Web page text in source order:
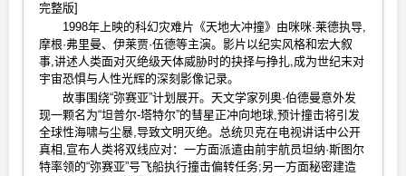
完整版]
1998年上映的科幻灾难片《天地大冲撞》由咪咪·莱德执导,
摩根·弗里曼、伊莱贾·伍德等主演。影片以纪实风格和宏大叙
事,讲述人类面对灭绝级天体威胁时的抉择与挣扎,成为世纪末对
宇宙恐惧与人性光辉的深刻影像记录。
故事围绕“弥赛亚”计划展开。天文学家列奥·伯德曼意外发
现一颗名为“坦普尔-塔特尔”的彗星正冲向地球,预计撞击将引发
全球性海啸与尘暴,导致文明灭绝。总统贝克在电视讲话中公开
真相,宣布人类将双线应对：一方面派遣由前宇航员坦纳·斯图尔
特率领的“弥赛亚”号飞船执行撞击偏转任务;另一方面秘密建造